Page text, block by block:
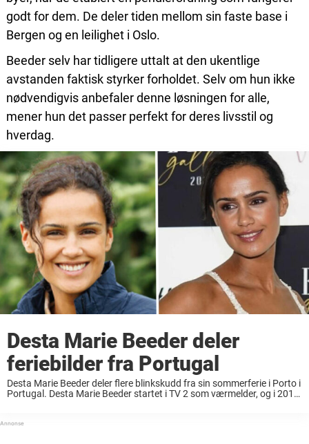
godt for dem. De deler tiden mellom sin faste base i
Bergen og en leilighet i Oslo.
Beeder selv har tidligere uttalt at den ukentlige
avstanden faktisk styrker forholdet. Selv om hun ikke
nødvendigvis anbefaler denne løsningen for alle,
mener hun det passer perfekt for deres livsstil og
hverdag.
Desta Marie Beeder deler
feriebilder fra Portugal
Desta Marie Beeder deler flere blinkskudd fra sin sommerferie i Porto i
Portugal. Desta Marie Beeder startet i TV 2 som værmelder, og i 2018